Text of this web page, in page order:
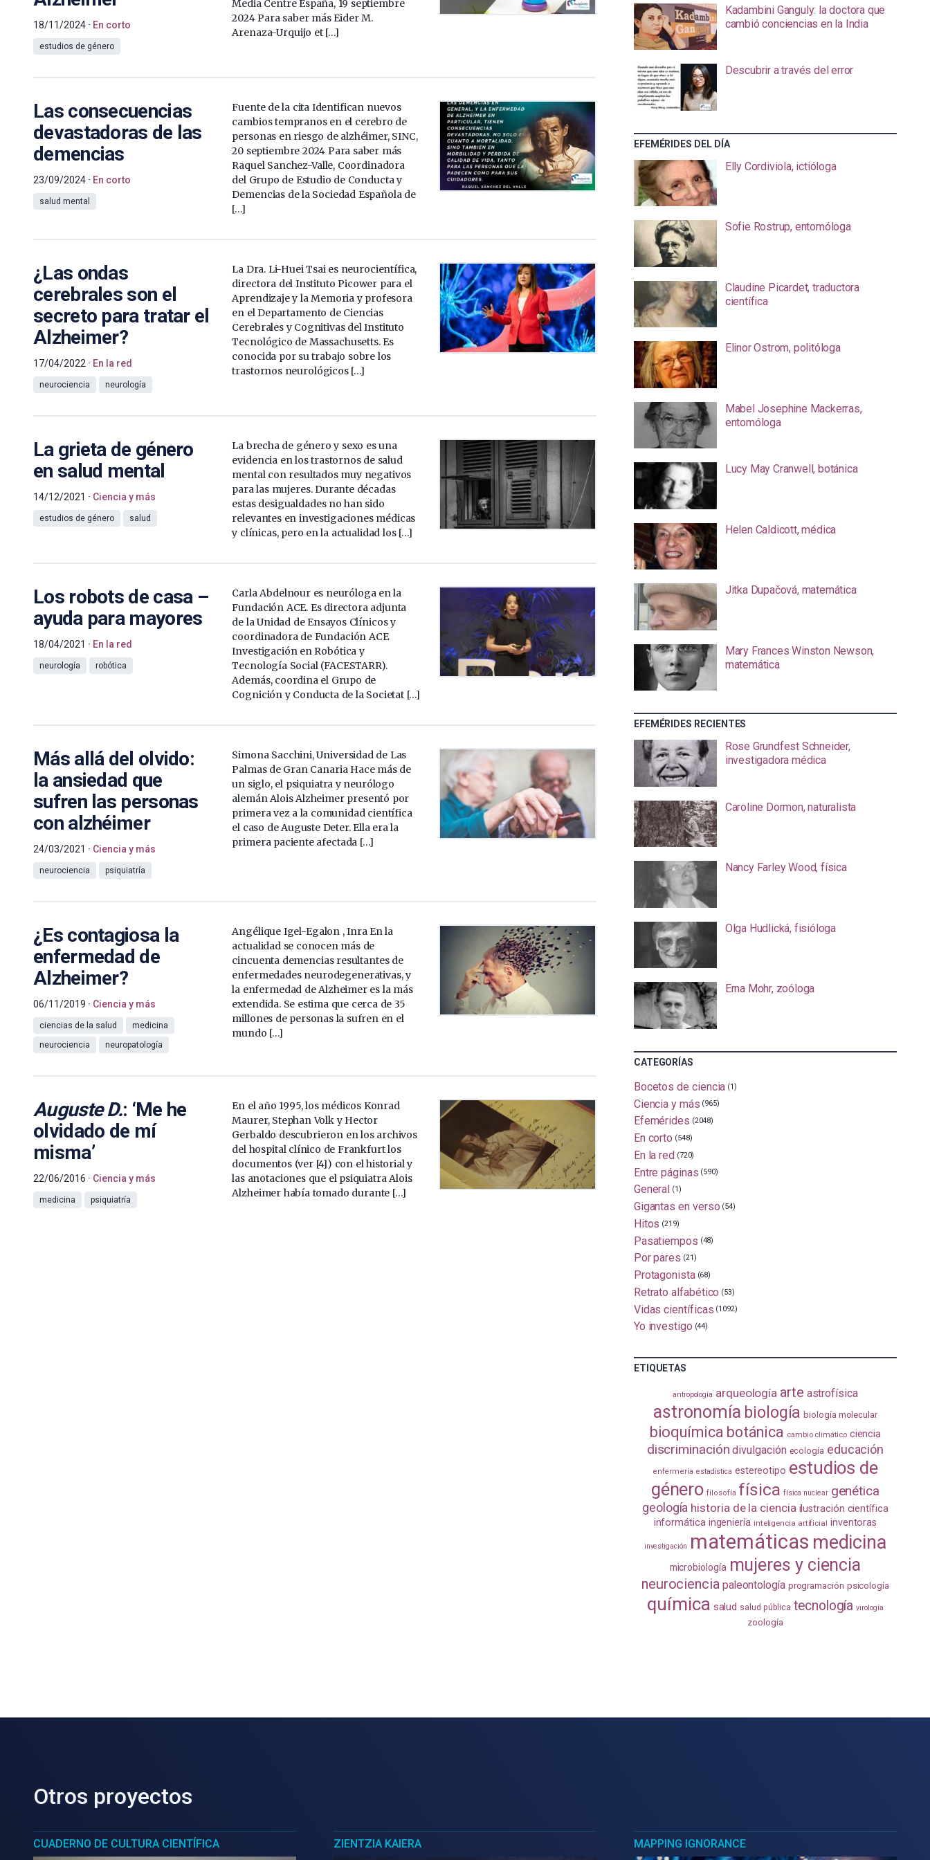
18/11/2024 En corto
estudios de género
Media Centre España, 19 septiembre
2024 Para saber más Eider M.
Arenaza-Urquijo et […]
Las consecuencias
devastadoras de las
demencias
23/09/2024 En corto
salud mental
Fuente de la cita Identifican nuevos
cambios tempranos en el cerebro de
personas en riesgo de alzhéimer, SINC,
20 septiembre 2024 Para saber más
Raquel Sanchez-Valle, Coordinadora
del Grupo de Estudio de Conducta y
Demencias de la Sociedad Española de
[…]
¿Las ondas
cerebrales son el
secreto para tratar el
Alzheimer?
17/04/2022 En la red
neurociencia neurología
La Dra. Li-Huei Tsai es neurocientífica,
directora del Instituto Picower para el
Aprendizaje y la Memoria y profesora
en el Departamento de Ciencias
Cerebrales y Cognitivas del Instituto
Tecnológico de Massachusetts. Es
conocida por su trabajo sobre los
trastornos neurológicos […]
La grieta de género
en salud mental
14/12/2021 Ciencia y más
estudios de género salud
La brecha de género y sexo es una
evidencia en los trastornos de salud
mental con resultados muy negativos
para las mujeres. Durante décadas
estas desigualdades no han sido
relevantes en investigaciones médicas
y clínicas, pero en la actualidad los […]
Los robots de casa –
ayuda para mayores
18/04/2021 En la red
neurología robótica
Carla Abdelnour es neuróloga en la
Fundación ACE. Es directora adjunta
de la Unidad de Ensayos Clínicos y
coordinadora de Fundación ACE
Investigación en Robótica y
Tecnología Social (FACESTARR).
Además, coordina el Grupo de
Cognición y Conducta de la Societat […]
Más allá del olvido:
la ansiedad que
sufren las personas
con alzhéimer
24/03/2021 Ciencia y más
neurociencia psiquiatría
Simona Sacchini, Universidad de Las
Palmas de Gran Canaria Hace más de
un siglo, el psiquiatra y neurólogo
alemán Alois Alzheimer presentó por
primera vez a la comunidad científica
el caso de Auguste Deter. Ella era la
primera paciente afectada […]
¿Es contagiosa la
enfermedad de
Alzheimer?
06/11/2019 Ciencia y más
ciencias de la salud
medicina
neurociencia
neuropatología
Angélique Igel-Egalon , Inra En la
actualidad se conocen más de
cincuenta demencias resultantes de
enfermedades neurodegenerativas, y
la enfermedad de Alzheimer es la más
extendida. Se estima que cerca de 35
millones de personas la sufren en el
mundo […]
Auguste D.: ‘Me he
olvidado de mí
misma’
22/06/2016 Ciencia y más
medicina psiquiatría
En el año 1995, los médicos Konrad
Maurer, Stephan Volk y Hector
Gerbaldo descubrieron en los archivos
del hospital clínico de Frankfurt los
documentos (ver [4]) con el historial y
las anotaciones que el psiquiatra Alois
Alzheimer había tomado durante […]
Kadambini Ganguly: la doctora que
cambió conciencias en la India
Descubrir a través del error
EFEMÉRIDES DEL DÍA
Elly Cordiviola, ictióloga
Sofie Rostrup, entomóloga
Claudine Picardet, traductora
científica
Elinor Ostrom, politóloga
Mabel Josephine Mackerras,
entomóloga
Lucy May Cranwell, botánica
Helen Caldicott, médica
Jitka Dupačová, matemática
Mary Frances Winston Newson,
matemática
EFEMÉRIDES RECIENTES
Rose Grundfest Schneider,
investigadora médica
Caroline Dormon, naturalista
Nancy Farley Wood, física
Olga Hudlická, fisióloga
Erna Mohr, zoóloga
CATEGORÍAS
Bocetos de ciencia (1)
Ciencia y más (965)
Efemérides (2048)
En corto (548)
En la red (720)
Entre páginas (590)
General (1)
Gigantas en verso (54)
Hitos (219)
Pasatiempos (48)
Por pares (21)
Protagonista (68)
Retrato alfabético (53)
Vidas científicas (1092)
Yo investigo (44)
ETIQUETAS
antropología arqueología arte astrofísica
astronomía biología biología molecular
bioquímica botánica cambio climático ciencia
discriminación divulgación ecología educación
enfermería estadistica estereotipo estudios de
género filosofía física física nuclear genética
geología historia de la ciencia ilustración científica
informática ingeniería inteligencia artificial inventoras
investigación matemáticas medicina
microbiología mujeres y ciencia
neurociencia paleontología programación psicología
química salud salud pública tecnología virología
zoología
Otros proyectos
CUADERNO DE CULTURA CIENTÍFICA ZIENTZIA KAIERA MAPPING IGNORANCE